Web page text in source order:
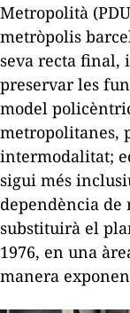
Metropolità
metròpolis
seva recta final,
preservar les
model
metropolitanes,
intermodalitat;
sigui més
dependència de
substituirà el
1976, en una
manera